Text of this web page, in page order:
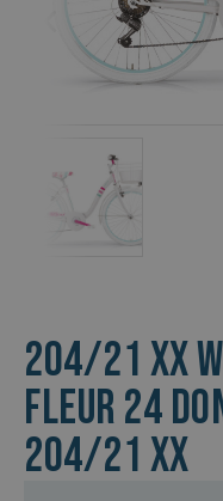
204/21 XX
FLEUR 24
204/21 XX